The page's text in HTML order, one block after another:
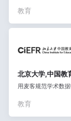
教育
北京大学,中国教
用麦客规范学术数
教育